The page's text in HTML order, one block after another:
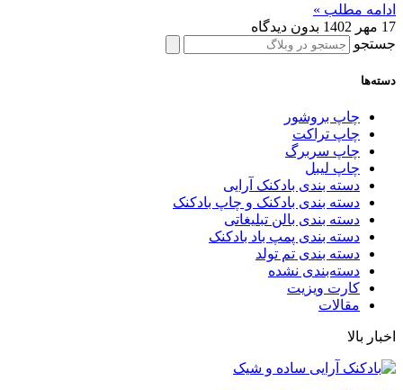
ادامه مطلب »
17 مهر 1402
بدون دیدگاه
جستجو
دسته‌ها
چاپ بروشور
چاپ تراکت
چاپ سربرگ
چاپ لیبل
دسته بندی بادکنک آرایی
دسته بندی بادکنک و چاپ بادکنک
دسته بندی بالن تبلیغاتی
دسته بندی پمپ باد بادکنک
دسته بندی تم تولد
دسته‌بندی نشده
کارت ویزیت
مقالات
اخبار بالا